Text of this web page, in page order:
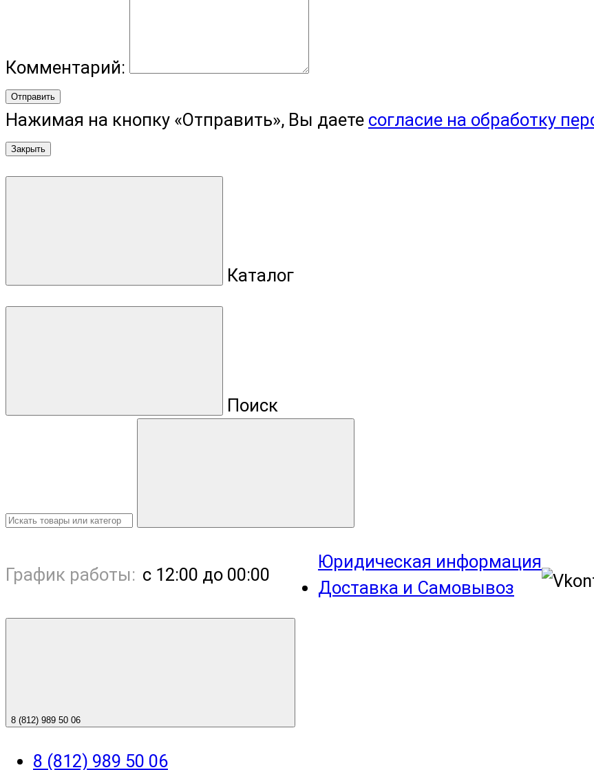
Комментарий:
Отправить
Нажимая на кнопку «Отправить», Вы даете согласие на обработку
Закрыть
Каталог
Поиск
График работы: с 12:00 до 00:00
Юридическая информация
Доставка и Самовывоз
8 (812) 989 50 06
8 (812) 989 50 06